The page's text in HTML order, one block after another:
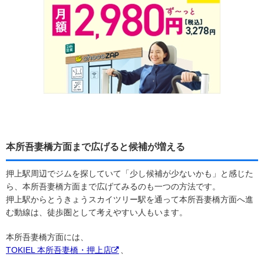
本所吾妻橋方面まで広げると候補が増える
押上駅周辺でジムを探していて「少し候補が少ないかも」と感じた
ら、本所吾妻橋方面まで広げてみるのも一つの方法です。
押上駅からとうきょうスカイツリー駅を通って本所吾妻橋方面へ進
む動線は、徒歩圏として考えやすい人もいます。
本所吾妻橋方面には、
TOKIEL 本所吾妻橋・押上店